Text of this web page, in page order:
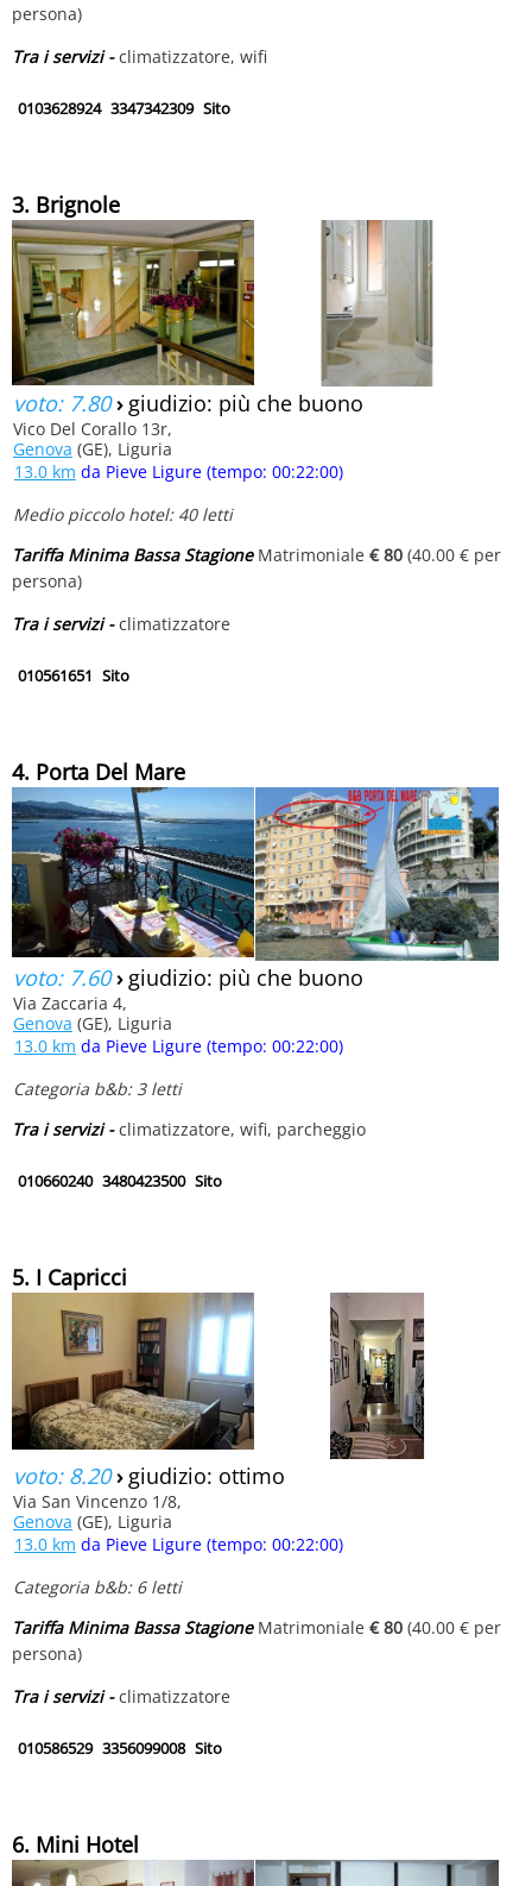
persona)
Tra i servizi -climatizzatore, wifi
0103628924 3347342309 Sito
3. Brignole
voto: 7.80› giudizio: più che buono
Vico Del Corallo 13r,
Genova (GE), Liguria
13.0 km da Pieve Ligure (tempo: 00:22:00)
Medio piccolo hotel: 40 letti
Tariffa Minima Bassa StagioneMatrimoniale € 80 (40.00 € per
persona)
Tra i servizi -climatizzatore
010561651 Sito
4. Porta Del Mare
voto: 7.60› giudizio: più che buono
Via Zaccaria 4,
Genova (GE), Liguria
13.0 km da Pieve Ligure (tempo: 00:22:00)
Categoria b&b: 3 letti
Tra i servizi -climatizzatore, wifi, parcheggio
010660240 3480423500 Sito
5. I Capricci
voto: 8.20› giudizio: ottimo
Via San Vincenzo 1/8,
Genova (GE), Liguria
13.0 km da Pieve Ligure (tempo: 00:22:00)
Categoria b&b: 6 letti
Tariffa Minima Bassa StagioneMatrimoniale € 80 (40.00 € per
persona)
Tra i servizi -climatizzatore
010586529 3356099008 Sito
6. Mini Hotel